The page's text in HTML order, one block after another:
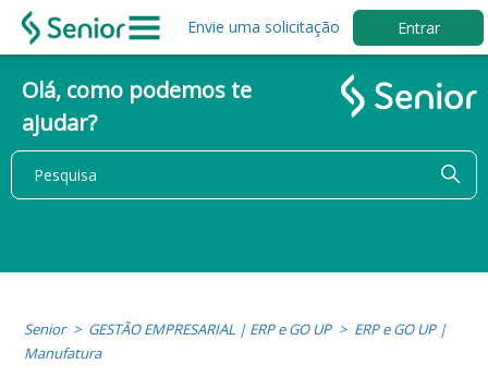
Envie uma solicitação Entrar
Olá, como podemos te
ajudar?
Senior GESTÃO EMPRESARIAL | ERP e GO UP
ERP e GO UP |
Manufatura